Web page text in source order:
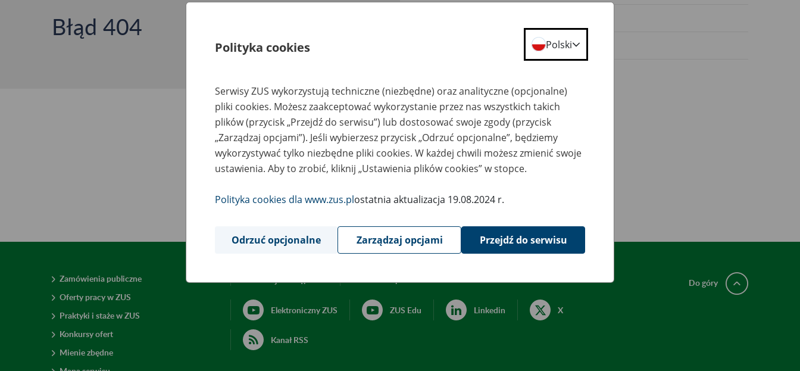
Błąd 404
Zamówienia publiczne
Oferty pracy w ZUS
Praktyki i staże w ZUS
Konkursy ofert
Mienie zbędne
Elektroniczny ZUS ZUS Edu Linkedin X
Kanał RSS
Do góry
Polityka cookies Polski
Serwisy ZUS wykorzystują techniczne (niezbędne) oraz analityczne (opcjonalne)
pliki cookies. Możesz zaakceptować wykorzystanie przez nas wszystkich takich
plików (przycisk „Przejdź do serwisu”) lub dostosować swoje zgody (przycisk
„Zarządzaj opcjami”). Jeśli wybierzesz przycisk „Odrzuć opcjonalne”, będziemy
wykorzystywać tylko niezbędne pliki cookies. W każdej chwili możesz zmienić swoje
ustawienia. Aby to zrobić, kliknij „Ustawienia plików cookies” w stopce.
Polityka cookies dla www.zus.plostatnia aktualizacja 19.08.2024 r.
Odrzuć opcjonalne Zarządzaj opcjami Przejdź do serwisu